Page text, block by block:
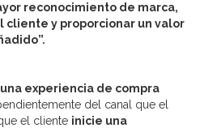
reconocimiento de marca,
y proporcionar un valor
experiencia de compra
del canal que el
el cliente inicie una